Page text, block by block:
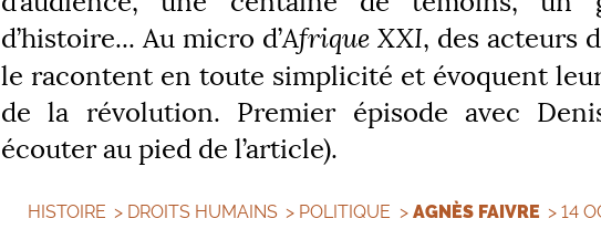
d’histoire... Au micro d’Afrique XXI, des acteurs
le racontent en toute simplicité et évoquent
de la révolution. Premier épisode avec
écouter au pied de l’article).
HISTOIRE > DROITS HUMAINS > POLITIQUE > AGNÈS FAIVRE > 14